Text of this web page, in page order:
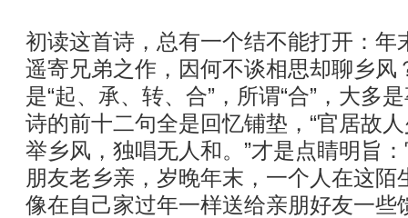
初读这首诗，总有一个结不能打开：年
遥寄兄弟之作，因何不谈相思却聊乡风
是“起、承、转、合”，所谓“合”，大多
诗的前十二句全是回忆铺垫，“官居故
举乡风，独唱无人和。”才是点睛明旨
朋友老乡亲，岁晚年末，一个人在这陌
像在自己家过年一样送给亲朋好友一些